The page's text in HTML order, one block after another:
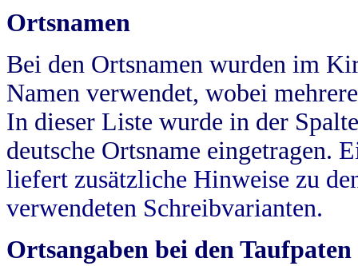
Ortsnamen
Bei den Ortsnamen wurden im
Namen verwendet, wobei
In dieser Liste wurde in der
deutsche Ortsname eingetragen.
liefert zusätzliche Hinweise zu
verwendeten Schreibvarianten.
Ortsangaben bei den Taufpaten